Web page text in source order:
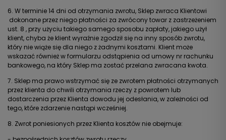
6. W terminie 14 dni od otrzymania zwrotu, Sklep zwraca Klientowi
dokonane przez niego płatności za zwrócony towar z zastrzeżeniem
ust. 8 , przy użyciu takiego samego sposobu zapłaty, jakiego użył
klient, chyba że klient wyraźnie zgodził się na inny sposób zwrotu,
który nie wiąże się dla niego z żadnymi kosztami. Klient może
wskazać również w formularzu odstąpienia od umowy nr rachunku
bankowego, na który Sklep ma zostać przelana zwracana kwota.
7. Sklep ma prawo wstrzymać się ze zwrotem płatności otrzymanych
przez klienta do chwili otrzymania rzeczy z powrotem lub
dostarczenia przez Klienta dowodu jej odesłania, w zależności od
tego, które zdarzenie nastąpi wcześniej.
8. Zwrot poniesionych przez Klienta kosztów nie obejmuje: